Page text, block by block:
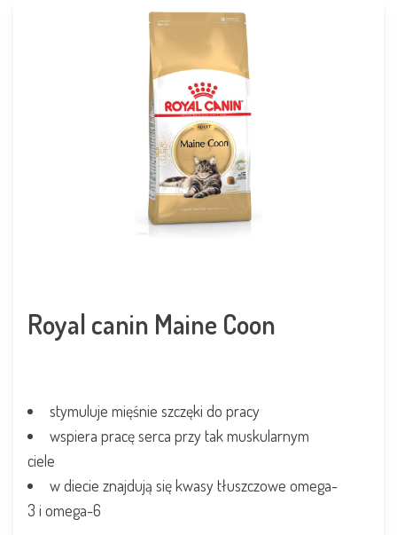
Royal canin Maine Coon
stymuluje mięśnie szczęki do pracy
wspiera pracę serca przy tak muskularnym
ciele
w diecie znajdują się kwasy tłuszczowe omega-
3 i omega-6